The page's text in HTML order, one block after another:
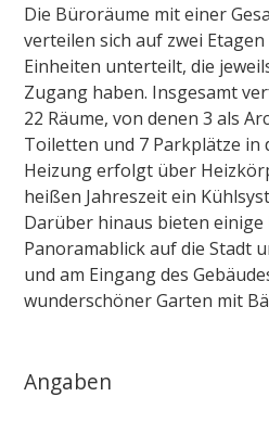
Die Büroräume mit einer
verteilen sich auf zwei
Einheiten unterteilt, die
Zugang haben. Insgesamt
22 Räume, von denen 3 als
Toiletten und 7 Parkplätze in
Heizung erfolgt über
heißen Jahreszeit ein
Darüber hinaus bieten einige
Panoramablick auf die Stadt
und am Eingang des
wunderschöner Garten mit
Angaben